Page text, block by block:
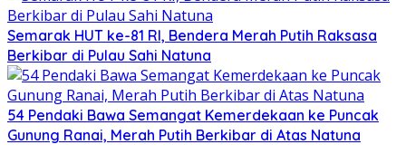
Semarak HUT ke-81 RI, Bendera Merah Putih Raksasa
Berkibar di Pulau Sahi Natuna
54 Pendaki Bawa Semangat Kemerdekaan ke Puncak
Gunung Ranai, Merah Putih Berkibar di Atas Natuna